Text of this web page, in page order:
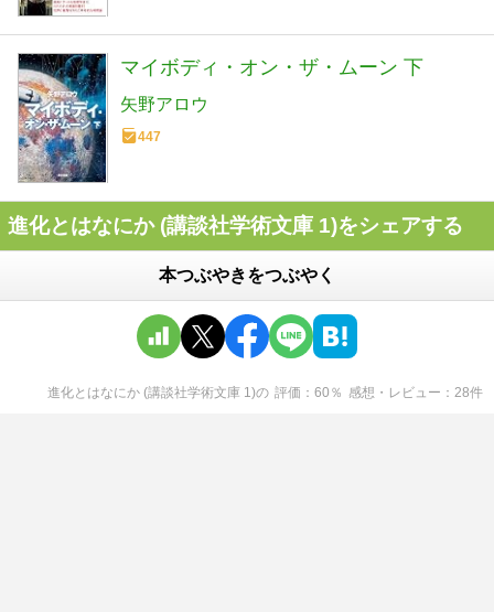
マイボディ・オン・ザ・ムーン 下
矢野アロウ
447
進化とはなにか (講談社学術文庫 1)をシェアする
本つぶやきをつぶやく
進化とはなにか (講談社学術文庫 1)の 評価 60 ％ 感想・レビュー 28件